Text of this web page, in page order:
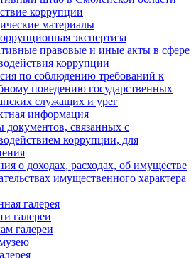
коррупции
материалы
экспертиза
правовые и иные акты в сфере
коррупции
по соблюдению требований к
поведению государственных
служащих и урег
информация
связанных с
коррупции, для
о доходах, расходах, об имуществе
имущественного характера
галерея
галереи
галереи